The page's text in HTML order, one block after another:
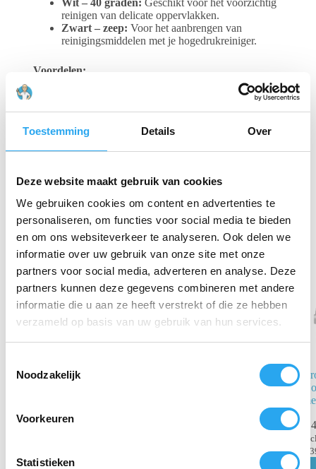
Toestemming Details Over
Deze website maakt gebruik van cookies
We gebruiken cookies om content en advertenties te
personaliseren, om functies voor social media te bieden
en om ons websiteverkeer te analyseren. Ook delen we
informatie over uw gebruik van onze site met onze
partners voor social media, adverteren en analyse. Deze
partners kunnen deze gegevens combineren met andere
informatie die u aan ze heeft verstrekt of die ze hebben
verzameld op basis van uw gebruik van hun services.
Noodzakelijk
Voorkeuren
Statistieken
Wit – 40 graden: Geschikt voor het voorzichtig
reinigen van delicate oppervlakken.
Zwart – zeep: Voor het aanbrengen van
reinigingsmiddelen met je hogedrukreiniger.
Voordelen:
Dankzij de quick
connect koppelingen
Veelzijdig:
5 verschillende nozzles voor elke
reinigingsklus
Duurzaam:Gemaakt van hoogwaardige
Universeel:Geschikt voor de meeste
hogedrukreinigers met een quick connect systeem
Gerelateerde producten